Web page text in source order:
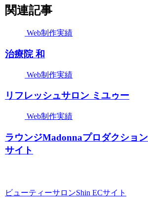
関連記事
Web制作実績
治療院 和
Web制作実績
リフレッシュサロン ミユゥー
Web制作実績
ラウンジMadonnaプロダクション
サイト
ビューティーサロンShin ECサイト